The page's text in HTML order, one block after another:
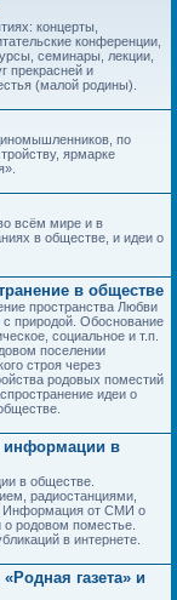
концерты,
конференции,
семинары, лекции,
прекрасней и
(малой родины).
по
ярмарке
всём мире и в
в обществе, и идеи о
в обществе
пространства Любви
с природой. Обоснование
социальное и т.п.
поселении
строя через
родовых поместий
идеи о
информации в
в обществе.
радиостанциями,
Информация от СМИ о
родовом поместье.
в интернете.
газета» и